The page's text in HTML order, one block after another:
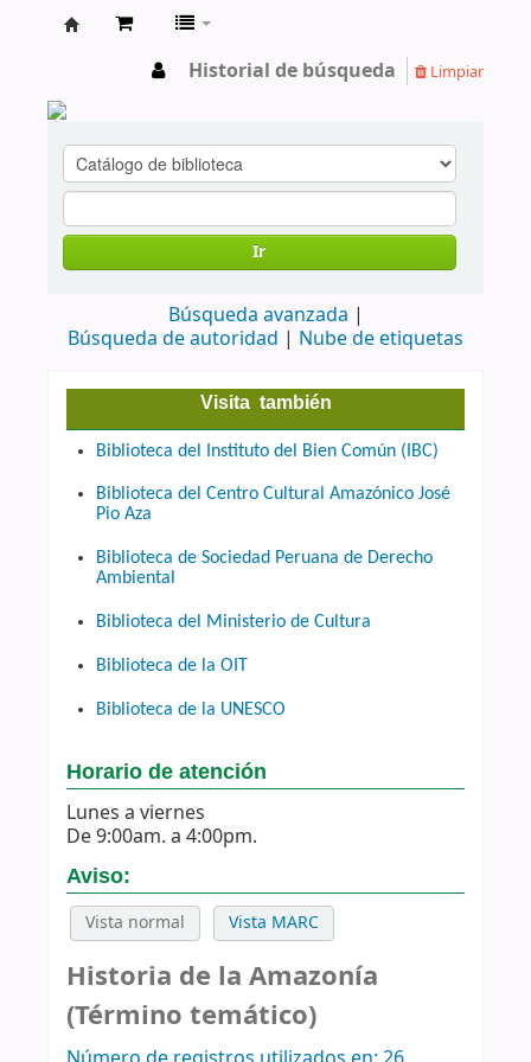
Historial de búsqueda Limpiar
Ir
Búsqueda avanzada
Búsqueda de autoridad
Nube de etiquetas
Visita también
Biblioteca del Instituto del Bien Común (IBC)
Biblioteca del Centro Cultural Amazónico José
Pio Aza
Biblioteca de Sociedad Peruana de Derecho
Ambiental
Biblioteca del Ministerio de Cultura
Biblioteca de la OIT
Biblioteca de la UNESCO
Horario de atención
Lunes a viernes
De 9:00am. a 4:00pm.
Aviso:
Vista normal Vista MARC
Historia de la Amazonía
(Término temático)